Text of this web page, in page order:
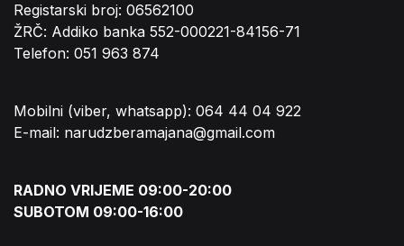
Registarski broj: 06562100
ŽRČ: Addiko banka 552-000221-84156-71
Telefon: 051 963 874
Mobilni (viber, whatsapp): 064 44 04 922
E-mail: narudzberamajana@gmail.com
RADNO VRIJEME 09:00-20:00
SUBOTOM 09:00-16:00